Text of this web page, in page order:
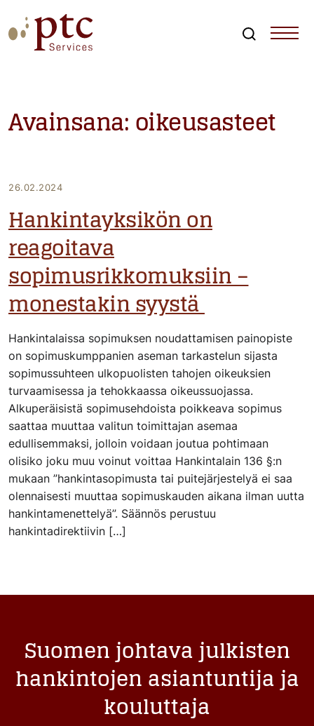
to
content
Avainsana:oikeusasteet
26.02.2024
Hankintayksikön on
reagoitava
sopimusrikkomuksiin –
monestakin syystä
Hankintalaissa sopimuksen noudattamisen painopiste
on sopimuskumppanien aseman tarkastelun sijasta
sopimussuhteen ulkopuolisten tahojen oikeuksien
turvaamisessa ja tehokkaassa oikeussuojassa.
Alkuperäisistä sopimusehdoista poikkeava sopimus
saattaa muuttaa valitun toimittajan asemaa
edullisemmaksi, jolloin voidaan joutua pohtimaan
olisiko joku muu voinut voittaa Hankintalain 136 §:n
mukaan ”hankintasopimusta tai puitejärjestelyä ei saa
olennaisesti muuttaa sopimuskauden aikana ilman uutta
hankintamenettelyä”. Säännös perustuu
hankintadirektiivin […]
Suomen johtava julkisten
hankintojen asiantuntija ja
kouluttaja